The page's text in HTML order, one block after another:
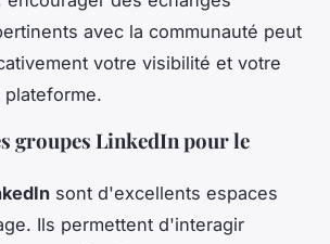
avec la communauté peut
votre visibilité et votre
groupes LinkedIn pour le
sont d'excellents espaces
Ils permettent d'interagir